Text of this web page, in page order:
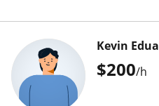
$200/h
Kevin